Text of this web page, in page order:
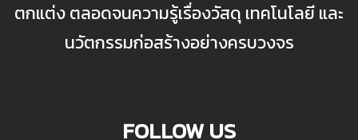
ตกแต่ง ตลอดจนความรู้เรื่องวัสดุ เทคโนโลยี และ
นวัตกรรมก่อสร้างอย่างครบวงจร
FOLLOW US